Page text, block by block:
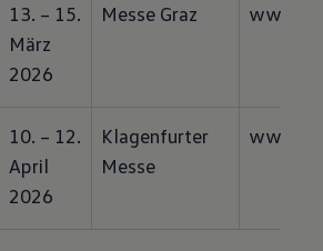
13. – 15.
März
2026
Messe Graz
10. – 12.
April
2026
Klagenfurter
Messe